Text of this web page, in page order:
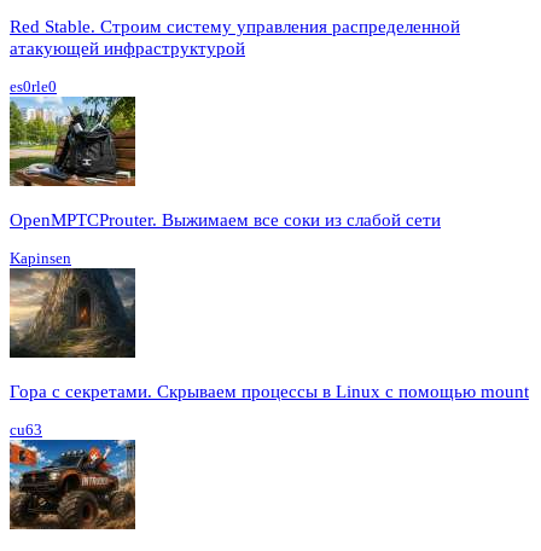
Red Stable. Строим систему управления распределенной
атакующей инфраструктурой
es0rle0
OpenMPTCProuter. Выжимаем все соки из слабой сети
Kapinsen
Гора с секретами. Скрываем процессы в Linux c помощью mount
cu63